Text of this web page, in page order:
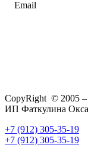
Email
CopyRight © 2005 –
ИП Фаткулина
+7 (912) 305-35-19
+7 (912) 305-35-19